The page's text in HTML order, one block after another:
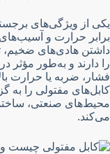
یکی از ویژگی‌های
برابر حرارت و
داشتن هادی‌های
را دارند و به‌طور مؤثر
فشار، ضربه یا حرارت
کابل‌های مفتولی را به
محیط‌های صنعتی،
می‌کند.